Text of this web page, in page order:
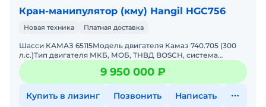
Кран-манипулятор (кму) Hangil HGC756
Новая техника Платная доставка
Шасси КАМАЗ 65115Модель двигателя Камаз 740.705 (300
л.с.)Тип двигателя МКБ, МОБ, ТНВД BOSCH, система
нейтрализ. ОГ, Common Rail, ДЗК, аэродинам.козырек,
УВЭОСК
9 950 000 ₽
Купить в лизинг Позвонить Написать